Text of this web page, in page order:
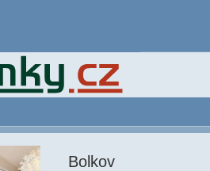
Bolkov